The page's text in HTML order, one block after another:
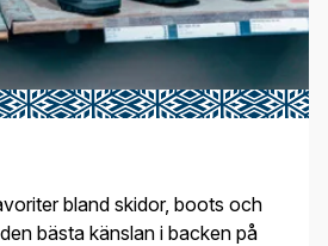
bland skidor, boots och
bästa känslan i backen på